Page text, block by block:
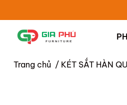
Trang chủ / KÉT SẮT HÀN